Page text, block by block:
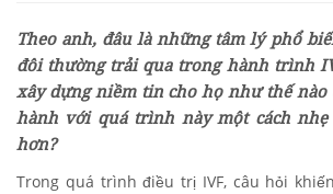
Theo anh, đâu là những tâm lý phổ
đôi thường trải qua trong hành trình
xây dựng niềm tin cho họ như thế nào
hành với quá trình này một cách
hơn?
Trong quá trình điều trị IVF, câu hỏi